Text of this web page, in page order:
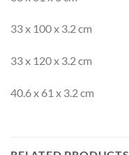
33 x 100 x 3.2 cm
33 x 120 x 3.2 cm
40.6 x 61 x 3.2 cm